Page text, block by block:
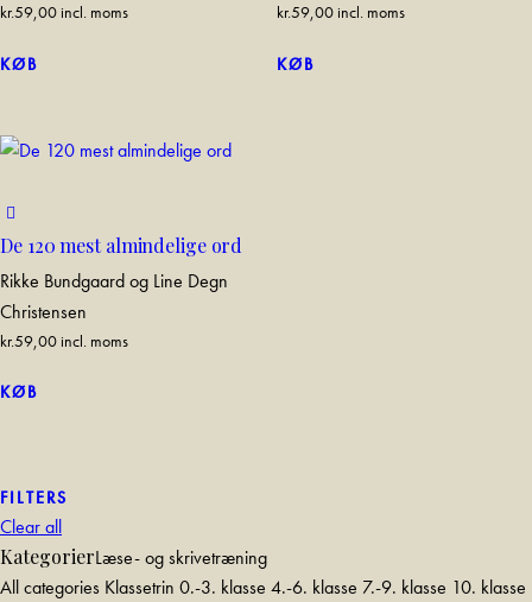
kr.59,00incl. moms
KØB
kr.59,00incl. moms
KØB
De 120 mest almindelige ord
Rikke Bundgaard og Line Degn
Christensen
kr.59,00incl. moms
KØB
FILTERS
Clear all
KategorierLæse- og skrivetræning
All categories Klassetrin 0.-3. klasse 4.-6. klasse 7.-9. klasse 10. klasse